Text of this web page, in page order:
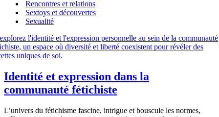
Rencontres et relations
Sextoys et découvertes
Sexualité
Identité et expression dans la
communauté fétichiste
L’univers du fétichisme fascine, intrigue et bouscule les normes,